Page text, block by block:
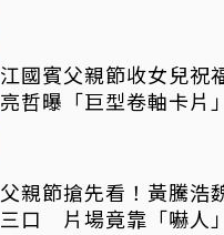
江國賓父親節收女兒祝
亮哲曝「巨型卷軸卡片
父親節搶先看！黃騰浩
三口 片場竟靠「嚇人